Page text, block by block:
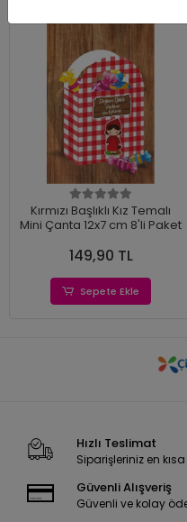
Kırmızı Başlıklı Kız Temalı
Mini Çanta 12x7 cm 8'li Paket
149,90 TL
Sepete Ekle
Hızlı Teslimat
Siparişleriniz en
Güvenli Alışveriş
Güvenli ve kolay